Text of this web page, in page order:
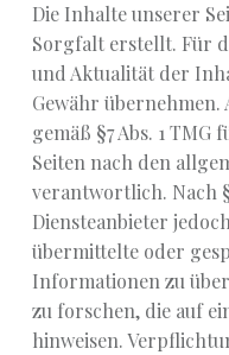
Die Inhalte unserer
Sorgfalt erstellt. Für
und Aktualität der
Gewähr
gemäß §7 Abs. 1
Seiten nach den
verantwortlich. Nach
Diensteanbieter
übermittelte oder
Informationen zu
zu forschen, die auf
hinweisen.